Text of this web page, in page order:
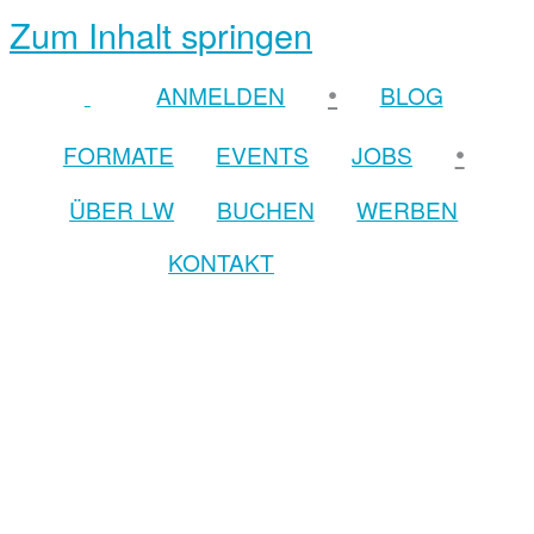
Zum Inhalt springen
ANMELDEN •
BLOG
FORMATE
EVENTS JOBS •
ÜBER LW BUCHEN
WERBEN
KONTAKT